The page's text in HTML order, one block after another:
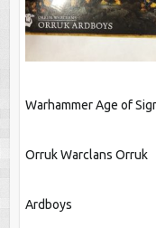
Warhammer Age of
Orruk Warclans Orruk
Ardboys